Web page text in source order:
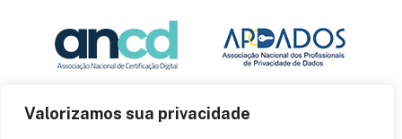
Valorizamos sua privacidade